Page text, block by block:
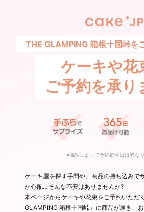
THE GLAMPING 箱根十国峠を
ケーキや花
ご予約を承り
※商品によって予約締切日は異なり
ケーキ屋を探す手間や、商品の持ち込みで
か心配…そんな不安はありませんか?
本ページからケーキや花束をご予約いただ
GLAMPING 箱根十国峠」に商品が届き、